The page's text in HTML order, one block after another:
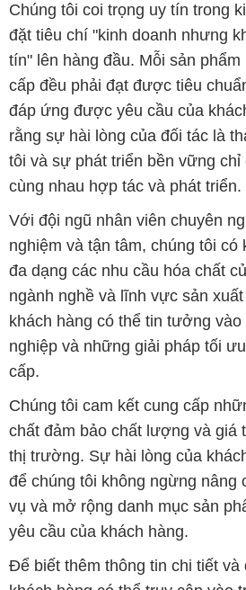
Chúng tôi coi trọng uy tín trong
đặt tiêu chí "kinh doanh nhưng
tín" lên hàng đầu. Mỗi sản phẩm
cấp đều phải đạt được tiêu
đáp ứng được yêu cầu của
rằng sự hài lòng của đối tác là
tôi và sự phát triển bền vững
cùng nhau hợp tác và phát triển.
Với đội ngũ nhân viên chuyên
nghiệm và tận tâm, chúng tôi có
đa dạng các nhu cầu hóa chất
ngành nghề và lĩnh vực sản
khách hàng có thể tin tưởng
nghiệp và những giải pháp tối
cấp.
Chúng tôi cam kết cung cấp
chất đảm bảo chất lượng và giá
thị trường. Sự hài lòng của
để chúng tôi không ngừng nâng
vụ và mở rộng danh mục sản
yêu cầu của khách hàng.
Để biết thêm thông tin chi tiết